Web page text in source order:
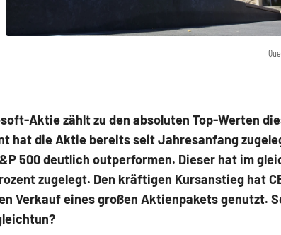
Aktie zählt zu den absoluten Top-Werten
hat die Aktie bereits seit Jahresanfang
500 deutlich outperformen. Dieser hat im
zugelegt. Den kräftigen Kursanstieg hat
Verkauf eines großen Aktienpakets genutzt.